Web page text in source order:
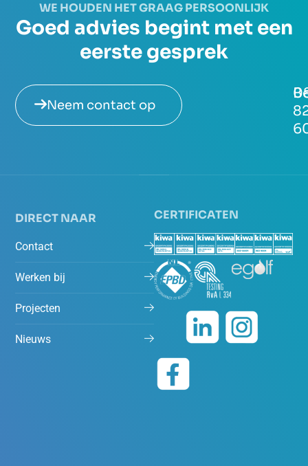
WE HOUDEN HET GRAAG PERSOONLIJK
Goed advies begint met een
eerste gesprek
Neem contact op
DIRECT NAAR
Contact
Werken bij
Projecten
Nieuws
CERTIFICATEN